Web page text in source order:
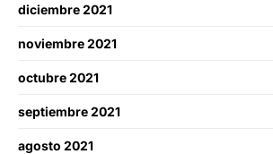
diciembre 2021
noviembre 2021
octubre 2021
septiembre 2021
agosto 2021